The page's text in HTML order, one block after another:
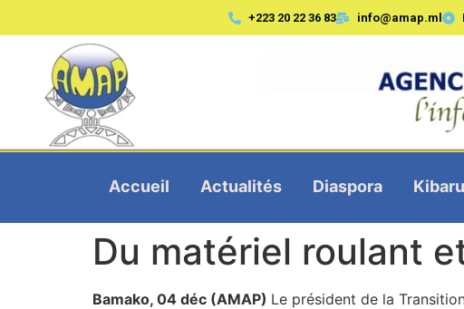
+223 20 22 36 83 info@amap.ml
Accueil Actualités Diaspora Kibaru
Du matériel roulant
Bamako, 04 déc (AMAP) Le président de la